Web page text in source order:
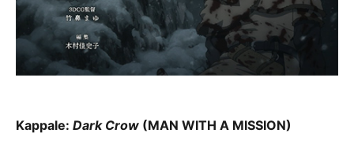
Kappale: Dark Crow (MAN WITH A MISSION)